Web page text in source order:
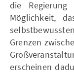
die
Möglichkeit,
Grenzen
erscheinen